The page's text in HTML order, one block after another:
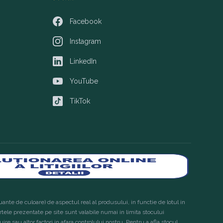
Facebook
Facebook
Instagram
Instagram
LinkedIn
LinkedIn
YouTube
YouTube
TikTok
TikTok
de culoare) de aspectul real al produsului, in functie de lotul in
prezentate pe site sunt valabile numai in limita stocului